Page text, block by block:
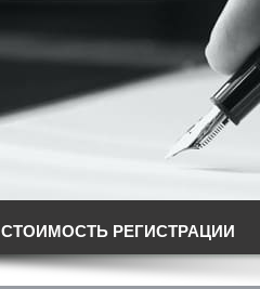
СТОИМОСТЬ РЕГИСТРАЦИИ